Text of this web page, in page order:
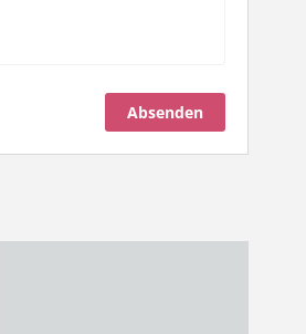
Absenden